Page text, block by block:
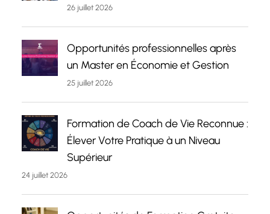
26 juillet 2026
Opportunités professionnelles après
un Master en Économie et Gestion
25 juillet 2026
Formation de Coach de Vie Reconnue :
Élever Votre Pratique à un Niveau
Supérieur
24 juillet 2026